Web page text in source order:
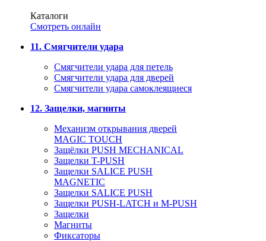
Каталоги
Смотреть онлайн
11. Смягчители удара
Смягчители удара для петель
Смягчители удара для дверей
Cмягчители удара самоклеящиеся
12. Защелки, магниты
Механизм открывания дверей
MAGIC TOUCH
Защёлки PUSH MECHANICAL
Защелки T-PUSH
Защелки SALICE PUSH
MAGNETIC
Защелки SALICE PUSH
Защелки PUSH-LATCH и M-PUSH
Защелки
Магниты
Фиксаторы